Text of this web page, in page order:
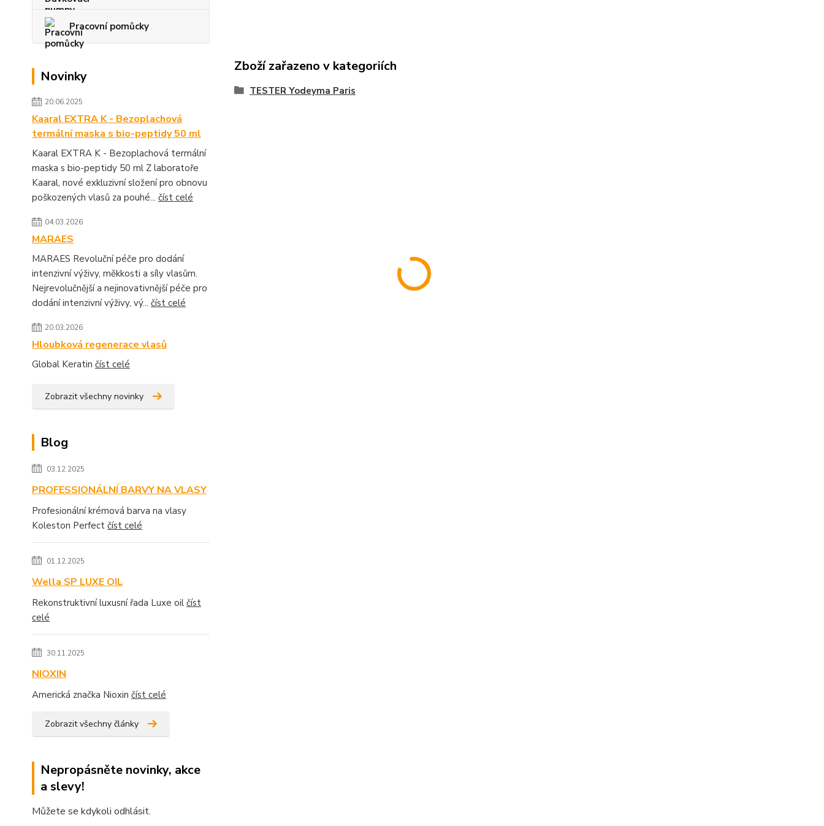
Pracovní pomůcky
Novinky
20.06.2025
Kaaral EXTRA K - Bezoplachová
termální maska s bio-peptidy 50 ml
Kaaral EXTRA K - Bezoplachová termální
maska s bio-peptidy 50 ml Z laboratoře
Kaaral, nové exkluzivní složení pro obnovu
poškozených vlasů za pouhé... číst celé
04.03.2026
MARAES
MARAES Revoluční péče pro dodání
intenzivní výživy, měkkosti a síly vlasům.
Nejrevolučnější a nejinovativnější péče pro
dodání intenzivní výživy, vý... číst celé
20.03.2026
Hloubková regenerace vlasů
Global Keratin číst celé
Zobrazit všechny novinky
Blog
03.12.2025
PROFESSIONÁLNÍ BARVY NA VLASY
Profesionální krémová barva na vlasy
Koleston Perfect číst celé
01.12.2025
Wella SP LUXE OIL
Rekonstruktivní luxusní řada Luxe oil číst
celé
30.11.2025
NIOXIN
Americká značka Nioxin číst celé
Zobrazit všechny články
Nepropásněte novinky, akce
a slevy!
Můžete se kdykoli odhlásit.
Zboží zařazeno v kategoriích
TESTER Yodeyma Paris